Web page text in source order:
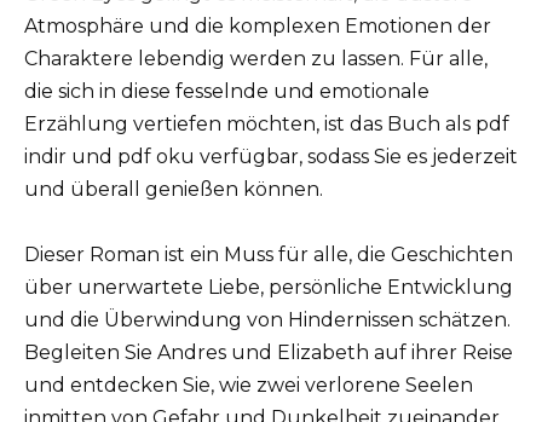
Atmosphäre und die komplexen Emotionen der
Charaktere lebendig werden zu lassen. Für alle,
die sich in diese fesselnde und emotionale
Erzählung vertiefen möchten, ist das Buch als pdf
indir und pdf oku verfügbar, sodass Sie es jederzeit
und überall genießen können.
Dieser Roman ist ein Muss für alle, die Geschichten
über unerwartete Liebe, persönliche Entwicklung
und die Überwindung von Hindernissen schätzen.
Begleiten Sie Andres und Elizabeth auf ihrer Reise
und entdecken Sie, wie zwei verlorene Seelen